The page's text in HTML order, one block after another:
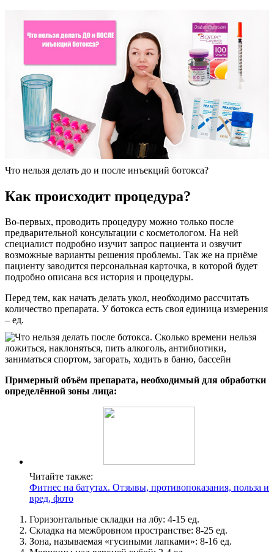
Что нельзя делать до и после инъекций ботокса?
Как происходит процедура?
Во-первых, проводить процедуру можно только после
предварительной консультации с косметологом. На ней
специалист подробно изучит запрос пациента и озвучит
возможные варианты решения проблемы. Так же на приёме
пациенту заводится персональная карточка, в которой будет
подробно описана вся история и процедуры.
Перед тем, как начать делать укол, необходимо рассчитать
количество препарата. У ботокса есть своя единица измерения
– ед.
Примерный объём препарата, необходимый для обработки
определённой зоны лица:
Читайте также:
Фитнес на батутах. Отзывы, противопоказания, польза и
вред, фото
Горизонтальные складки на лбу: 4-15 ед.
Складка на межбровном пространстве: 8-25 ед.
Зона, называемая «гусиными лапками»: 8-16 ед.